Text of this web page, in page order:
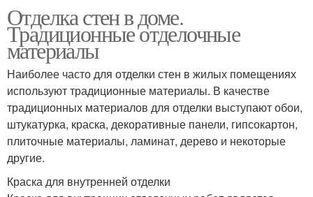
Отделка стен в доме.
Традиционные отделочные
материалы
Наиболее часто для отделки стен в жилых помещениях
используют традиционные материалы. В качестве
традиционных материалов для отделки выступают обои,
штукатурка, краска, декоративные панели, гипсокартон,
плиточные материалы, ламинат, дерево и некоторые
другие.
Краска для внутренней отделки